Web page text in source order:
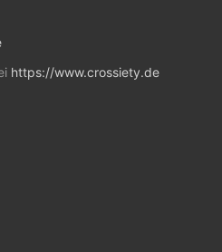
https://www.crossiety.de